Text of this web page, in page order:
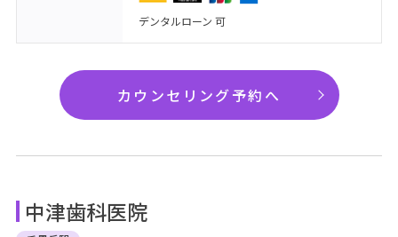
デンタルローン 可
カウンセリング予約へ
中津歯科医院